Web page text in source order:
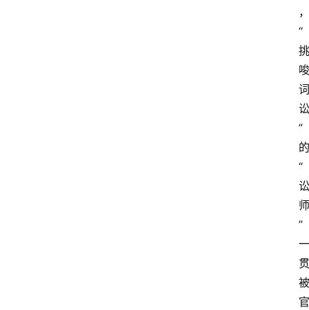
，
“
挑
唆
词
讼
”
的
“
讼
师
”
一
贯
被
官